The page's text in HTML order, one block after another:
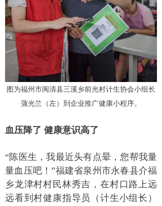
图为福州市闽清县三溪乡前光村计生协会小组长
蒲光兰（左）到企业推广健康小程序。
血压降了 健康意识高了
“陈医生，我最近头有点晕，您帮我量
量血压吧！”福建省泉州市永春县介福
乡龙津村村民林秀吉，在村口路上远
远看到村健康指导员（计生小组长）